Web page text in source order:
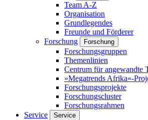
Team A-Z
Organisation
Grundlegendes
Freunde und Förderer
Forschung
Forschung
Forschungsgruppen
Themenlinien
Centrum für angewandte
»Megatrends Afrika«-
Forschungsprojekte
Forschungscluster
Forschungsrahmen
Service
Service